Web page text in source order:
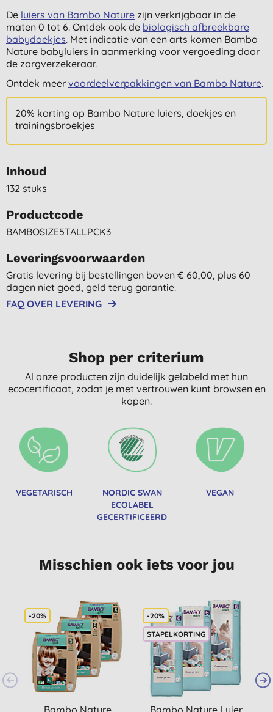
De luiers van Bambo Nature zijn verkrijgbaar in de
maten 0 tot 6. Ontdek ook de biologisch afbreekbare
babydoekjes. Met indicatie van een arts komen Bambo
Nature babyluiers in aanmerking voor vergoeding door
de zorgverzekeraar.
Ontdek meer voordeelverpakkingen van Bambo Nature.
20% korting op Bambo Nature luiers, doekjes en
trainingsbroekjes
Inhoud
132 stuks
Productcode
BAMBOSIZE5TALLPCK3
Leveringsvoorwaarden
Gratis levering bij bestellingen boven € 60,00, plus 60
dagen niet goed, geld terug garantie.
FAQ OVER LEVERING
Shop per criterium
Al onze producten zijn duidelijk gelabeld met hun
ecocertificaat, zodat je met vertrouwen kunt browsen en
kopen.
VEGETARISCH
NORDIC SWAN
ECOLABEL
GECERTIFICEERD
VEGAN
Misschien ook iets voor jou
-20%
Bambo Nature
-20%
STAPELKORTING
Bambo Nature Luier